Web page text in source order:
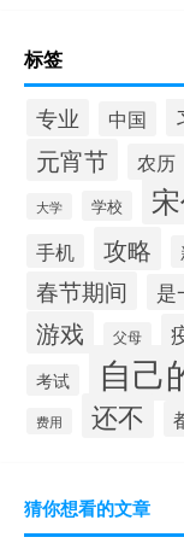
标签
专业 中国
元宵节 农历
大学 学校
手机 攻略
春节期间 是
游戏 父母
考试 自己
费用 还不
猜你想看的文章